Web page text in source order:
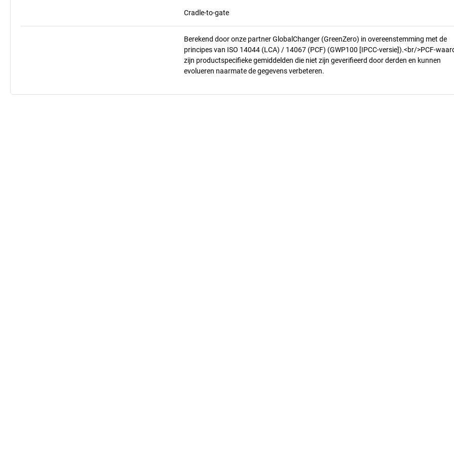
Cradle-to-gate
Berekend door onze partner GlobalChanger (GreenZero) in overeenstemming met de
principes van ISO 14044 (LCA) / 14067 (PCF) (GWP100 [IPCC-versie]).<br/>PCF-
zijn productspecifieke gemiddelden die niet zijn geverifieerd door derden en kunnen
evolueren naarmate de gegevens verbeteren.